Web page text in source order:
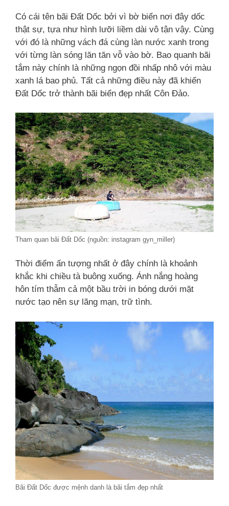
Có cái tên bãi Đất Dốc bởi vì bờ biển nơi đây dốc
thật sự, tựa như hình lưỡi liềm dài vô tận vậy. Cùng
với đó là những vách đá cùng làn nước xanh trong
với từng làn sóng lăn tăn vỗ vào bờ. Bao quanh bãi
tắm này chính là những ngọn đồi nhấp nhô với màu
xanh lá bao phủ. Tất cả những điều này đã khiến
Đất Dốc trở thành bãi biển đẹp nhất Côn Đảo.
Tham quan bãi Đất Dốc (nguồn: instagram gyn_miller)
Thời điểm ấn tượng nhất ở đây chính là khoảnh
khắc khi chiều tà buông xuống. Ánh nắng hoàng
hôn tím thẫm cả một bầu trời in bóng dưới mặt
nước tạo nên sự lãng mạn, trữ tình.
Bãi Đất Dốc được mệnh danh là bãi tắm đẹp nhất